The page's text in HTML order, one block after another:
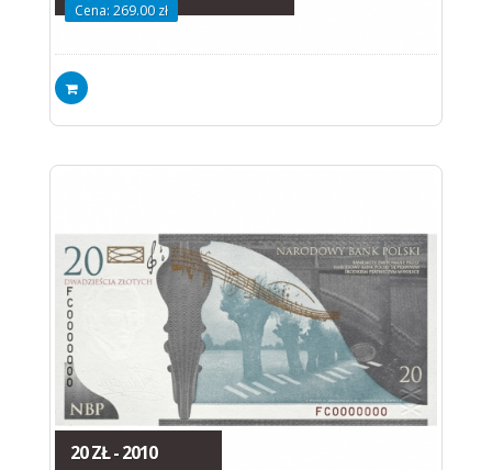
Cena: 269.00 zł
20 ZŁ - 2010